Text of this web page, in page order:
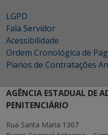
LGPD
Fala Servidor
Acessibilidade
Ordem Cronológica de
Planos de Contratações
AGÊNCIA ESTADUAL DE
PENITENCIÁRIO
Rua Santa Maria 1307